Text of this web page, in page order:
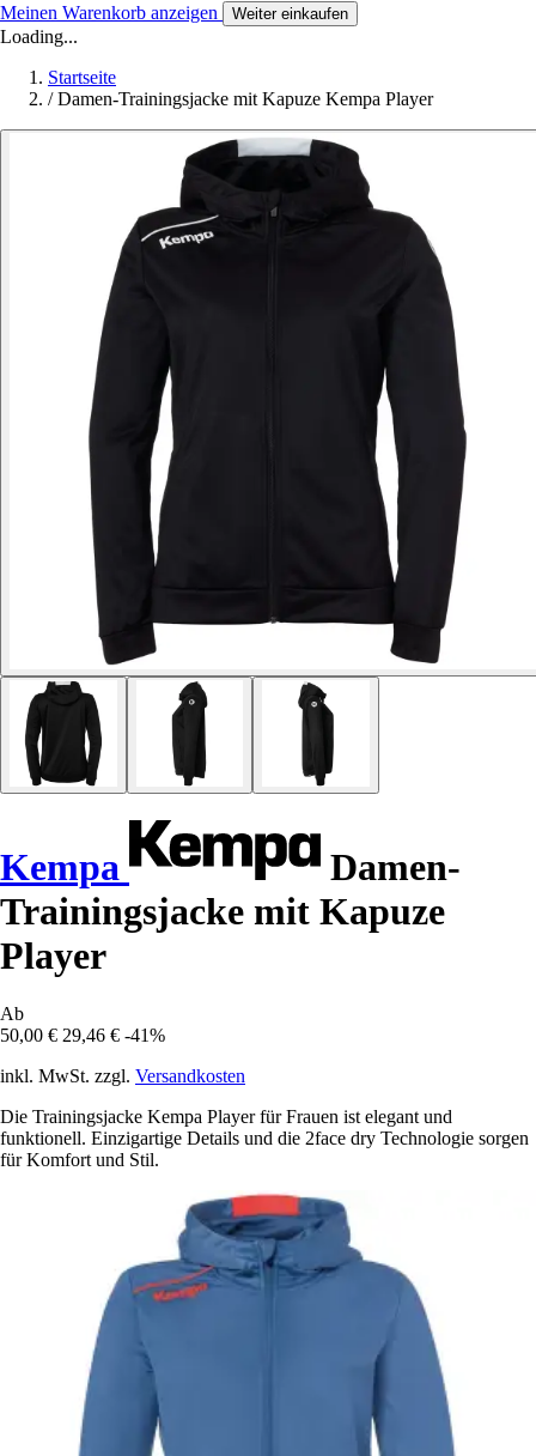
Meinen Warenkorb anzeigen Weiter einkaufen
Loading...
Startseite
/ Damen-Trainingsjacke mit Kapuze Kempa Player
Kempa
Damen-
Trainingsjacke mit Kapuze
Player
Ab
50,00 € 29,46 € -41%
inkl. MwSt. zzgl. Versandkosten
Die Trainingsjacke Kempa Player für Frauen ist elegant und
funktionell. Einzigartige Details und die 2face dry Technologie sorgen
für Komfort und Stil.